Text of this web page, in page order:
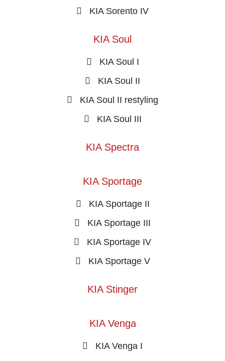
KIA Sorento IV
KIA Soul
KIA Soul I
KIA Soul II
KIA Soul II restyling
KIA Soul III
KIA Spectra
KIA Sportage
KIA Sportage II
KIA Sportage III
KIA Sportage IV
KIA Sportage V
KIA Stinger
KIA Venga
KIA Venga I